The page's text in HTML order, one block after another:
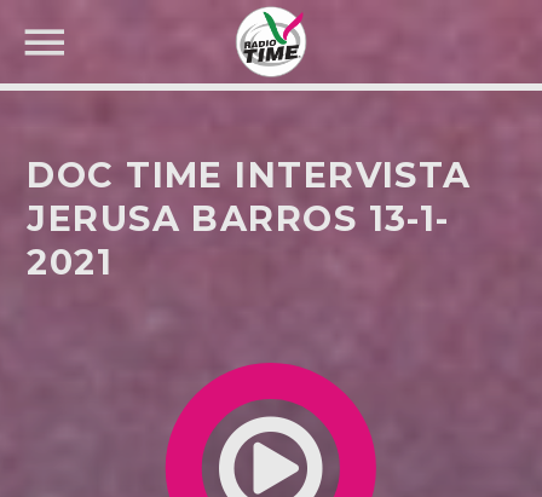
CERCA NEL SITO WEB:
DOC TIME INTERVISTA
JERUSA BARROS 13-1-
2021